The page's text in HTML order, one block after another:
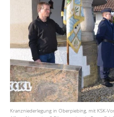
Kranzniederlegung in Oberpiebing, mit KSK-